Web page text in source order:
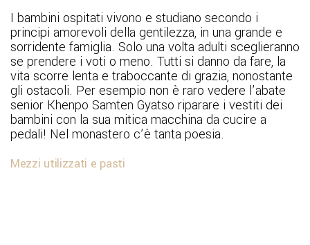
I bambini ospitati vivono e studiano secondo i
principi amorevoli della gentilezza, in una grande e
sorridente famiglia. Solo una volta adulti sceglieranno
se prendere i voti o meno. Tutti si danno da fare, la
vita scorre lenta e traboccante di grazia, nonostante
gli ostacoli. Per esempio non è raro vedere l’abate
senior Khenpo Samten Gyatso riparare i vestiti dei
bambini con la sua mitica macchina da cucire a
pedali! Nel monastero c’è tanta poesia.
Mezzi utilizzati e pasti